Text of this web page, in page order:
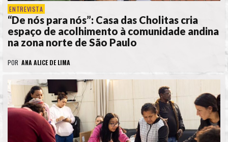
ENTREVISTA
“De nós para nós”: Casa das Cholitas cria
espaço de acolhimento à comunidade andina
na zona norte de São Paulo
POR ANA ALICE DE LIMA